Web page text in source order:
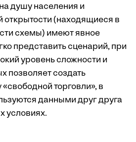
душу населения и
открытости (находящиеся в
схемы) имеют явное
представить сценарий, при
уровень сложности и
позволяет создать
торговли», в
данными друг друга
условиях.